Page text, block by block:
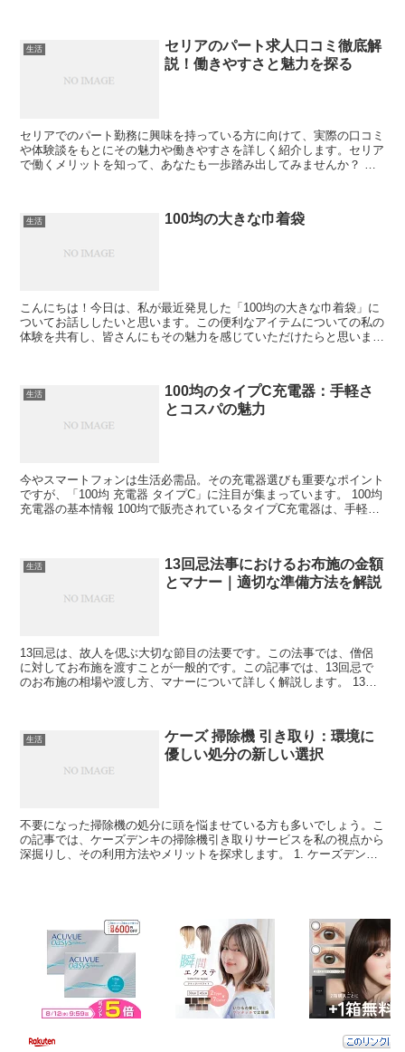
生活
セリアのパート求人口コミ徹底解
説！働きやすさと魅力を探る
セリアでのパート勤務に興味を持っている方に向けて、実際の口コミ
や体験談をもとにその魅力や働きやすさを詳しく紹介します。セリア
で働くメリットを知って、あなたも一歩踏み出してみませんか？ セ
生活 100均の大きな巾着袋
こんにちは！今日は、私が最近発見した「100均の大きな巾着袋」に
ついてお話ししたいと思います。この便利なアイテムについての私の
体験を共有し、皆さんにもその魅力を感じていただけたらと思いま
生活
100均のタイプC充電器：手軽さ
とコスパの魅力
今やスマートフォンは生活必需品。その充電器選びも重要なポイント
ですが、「100均 充電器 タイプC」に注目が集まっています。 100均
充電器の基本情報 100均で販売されているタイプC充電器は、手軽に
生活
13回忌法事におけるお布施の金額
とマナー｜適切な準備方法を解説
13回忌は、故人を偲ぶ大切な節目の法要です。この法事では、僧侶
に対してお布施を渡すことが一般的です。この記事では、13回忌で
のお布施の相場や渡し方、マナーについて詳しく解説します。 13回
生活
ケーズ 掃除機 引き取り：環境に
優しい処分の新しい選択
不要になった掃除機の処分に頭を悩ませている方も多いでしょう。こ
の記事では、ケーズデンキの掃除機引き取りサービスを私の視点から
深掘りし、その利用方法やメリットを探求します。 1. ケーズデンキ